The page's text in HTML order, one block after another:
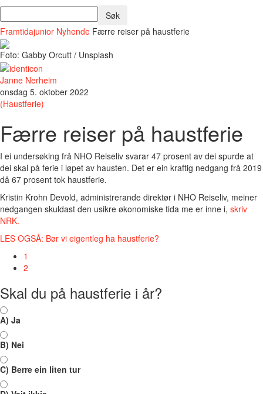
Framtidajunior Nyhende Færre reiser på haustferie
Foto: Gabby Orcutt / Unsplash
Janne Nerheim
onsdag 5. oktober 2022
(Haustferie)
Færre reiser på haustferie
I ei undersøking frå NHO Reiseliv svarar 47 prosent av dei spurde at
dei skal på ferie i løpet av hausten. Det er ein kraftig nedgang frå 2019
då 67 prosent tok haustferie.
Kristin Krohn Devold, administrerande direktør i NHO Reiseliv, meiner
nedgangen skuldast den usikre økonomiske tida me er inne i, skriv
NRK.
LES OGSÅ: Bør vi eigentleg ha haustferie?
1
2
Skal du på haustferie i år?
A) Ja
B) Nei
C) Berre ein liten tur